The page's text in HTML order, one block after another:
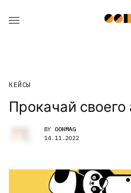
КЕЙСЫ
Прокачай своего
BY OOHMAG
14.11.2022